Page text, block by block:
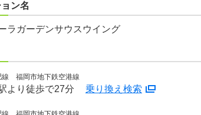
ン名
ラガーデンサウスウイング
線 福岡市地下鉄空港線
より徒歩で27分 乗り換え検索